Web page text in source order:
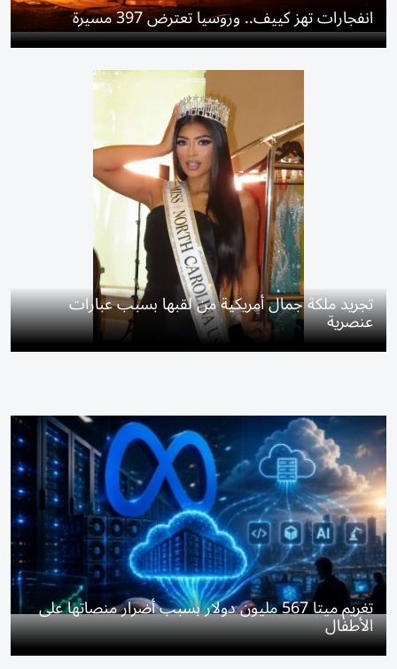
انفجارات تهز كييف.. وروسيا تعترض 397 مسيرة
تجريد ملكة جمال أمريكية من لقبها بسبب عبارات
عنصرية
تغريم ميتا 567 مليون دولار بسبب أضرار منصاتها على
الأطفال